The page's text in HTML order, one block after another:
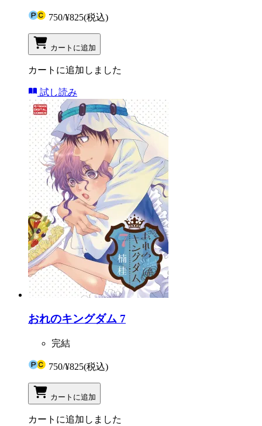
750/¥825(税込)
カートに追加
カートに追加しました
試し読み
おれのキングダム 7
完結
750/¥825(税込)
カートに追加
カートに追加しました